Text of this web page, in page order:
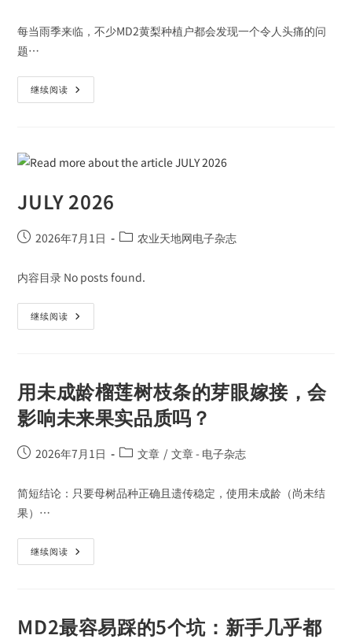
每当雨季来临，不少MD2黄梨种植户都会发现一个令人头痛的问
题…
继续阅读
JULY 2026
2026年7月1日 农业天地网电子杂志
内容目录 No posts found.
继续阅读
用未成龄榴莲树枝条的芽眼嫁接，会
影响未来果实品质吗？
2026年7月1日 文章 / 文章 - 电子杂志
简短结论：只要母树品种正确且遗传稳定，使用未成龄（尚未结
果）…
继续阅读
MD2最容易踩的5个坑：新手几乎都